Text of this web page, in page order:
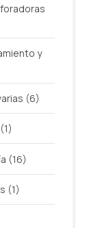
y
(6)
(1)
(16)
(1)